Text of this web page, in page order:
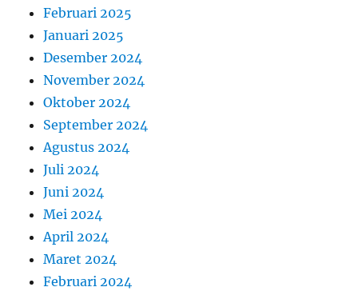
Februari 2025
Januari 2025
Desember 2024
November 2024
Oktober 2024
September 2024
Agustus 2024
Juli 2024
Juni 2024
Mei 2024
April 2024
Maret 2024
Februari 2024